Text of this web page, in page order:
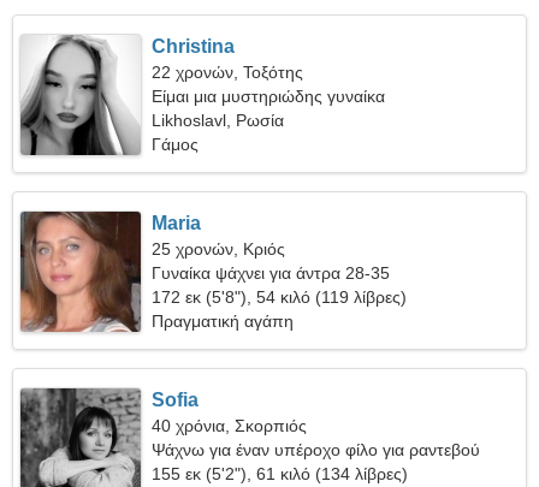
Christina
22 χρονών, Τοξότης
Είμαι μια μυστηριώδης γυναίκα
Likhoslavl, Ρωσία
Γάμος
Maria
25 χρονών, Κριός
Γυναίκα ψάχνει για άντρα 28-35
172 εκ (5'8"), 54 κιλό (119 λίβρες)
Πραγματική αγάπη
Sofia
40 χρόνια, Σκορπιός
Ψάχνω για έναν υπέροχο φίλο για ραντεβού
155 εκ (5'2"), 61 κιλό (134 λίβρες)